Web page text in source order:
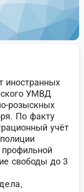
иностранных
УМВД
розыскных
По факту
учёт
профильной
свободы до 3